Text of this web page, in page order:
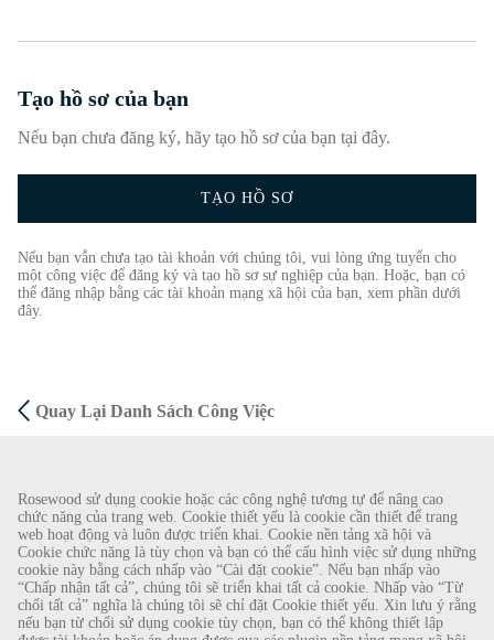
Rosewood sử dụng cookie hoặc các công nghệ tương tự để nâng cao
chức năng của trang web. Cookie thiết yếu là cookie cần thiết để trang
web hoạt động và luôn được triển khai. Cookie nền tảng xã hội và
Cookie chức năng là tùy chọn và bạn có thể cấu hình việc sử dụng những
cookie này bằng cách nhấp vào “Cài đặt cookie”. Nếu bạn nhấp vào
“Chấp nhận tất cả”, chúng tôi sẽ triển khai tất cả cookie. Nhấp vào “Từ
chối tất cả” nghĩa là chúng tôi sẽ chỉ đặt Cookie thiết yếu. Xin lưu ý rằng
nếu bạn từ chối sử dụng cookie tùy chọn, bạn có thể không thiết lập
Tạo hồ sơ của bạn
Nếu bạn chưa đăng ký, hãy tạo hồ sơ của bạn tại đây.
TẠO HỒ SƠ
Nếu bạn vẫn chưa tạo tài khoản với chúng tôi, vui lòng ứng tuyển cho
một công việc để đăng ký và tạo hồ sơ sự nghiệp của bạn. Hoặc, bạn có
thể đăng nhập bằng các tài khoản mạng xã hội của bạn, xem phần dưới
đây.
Quay Lại Danh Sách Công Việc
CẢNH BÁO GIAN LẬN
Chúng tôi đã được biết về một vụ lừa đảo gần đây, theo đó các cá nhân giả làm nhà
tuyển dụng đang cung cấp hợp đồng lao động cho Rosewood Hotel Group. Những lời
gạ gẫm này được thực hiện bởi những người sử dụng tài khoản e-mail dựa trên web có
tên Rosewood. Cá nhân được yêu cầu cung cấp bản sao giấy tờ tùy thân cá nhân của
mình và gửi tiền để hoàn tất quy trình tuyển dụng. Những lời đề nghị này là gian lận.